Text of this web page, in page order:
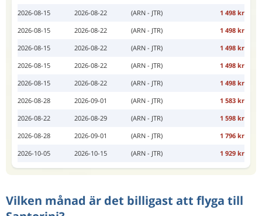
2026-08-15
2026-08-22 (ARN - JTR)
1 498 kr
2026-08-15
2026-08-22 (ARN - JTR)
1 498 kr
2026-08-15
2026-08-22 (ARN - JTR)
1 498 kr
2026-08-15
2026-08-22 (ARN - JTR)
1 498 kr
2026-08-15
2026-08-22 (ARN - JTR)
1 498 kr
2026-08-28
2026-09-01 (ARN - JTR)
1 583 kr
2026-08-22
2026-08-29 (ARN - JTR)
1 598 kr
2026-08-28
2026-09-01 (ARN - JTR)
1 796 kr
2026-10-05
2026-10-15 (ARN - JTR) 1 929 kr
Vilken månad är det billigast att flyga till